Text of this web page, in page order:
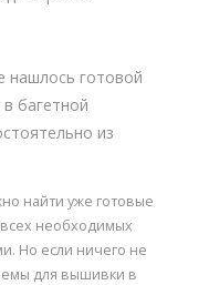
нашлось готовой
багетной
из
найти уже готовые
необходимых
Но если ничего не
для вышивки в